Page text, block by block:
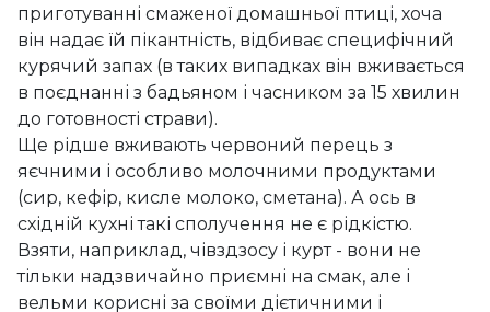
приготуванні смаженої домашньої птиці, хоча
він надає їй пікантність, відбиває специфічний
курячий запах (в таких випадках він вживається
в поєднанні з бадьяном і часником за 15 хвилин
до готовності страви).
Ще рідше вживають червоний перець з
яєчними і особливо молочними продуктами
(сир, кефір, кисле молоко, сметана). А ось в
східній кухні такі сполучення не є рідкістю.
Взяти, наприклад, чівздзосу і курт - вони не
тільки надзвичайно приємні на смак, але і
вельми корисні за своїми дієтичними і